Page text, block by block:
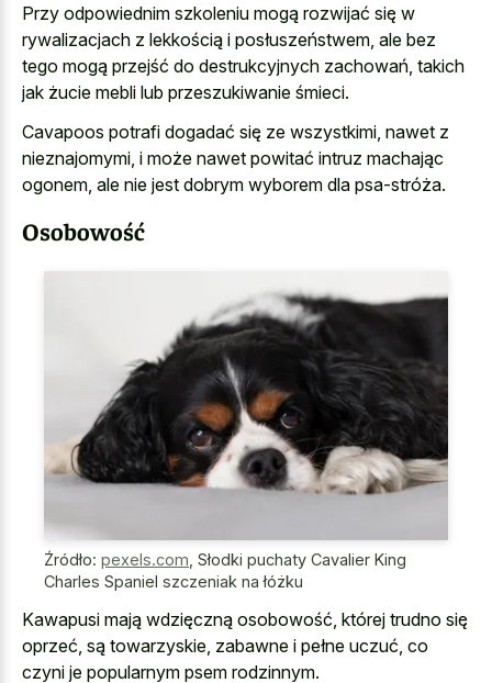
Przy odpowiednim szkoleniu mogą rozwijać się w
rywalizacjach z lekkością i posłuszeństwem, ale bez
tego mogą przejść do destrukcyjnych zachowań, takich
jak żucie mebli lub przeszukiwanie śmieci.
Cavapoos potrafi dogadać się ze wszystkimi, nawet z
nieznajomymi, i może nawet powitać intruz machając
ogonem, ale nie jest dobrym wyborem dla psa-stróża.
Osobowość
Źródło: pexels.com Słodki puchaty Cavalier King
Charles Spaniel szczeniak na łóżku
Kawapusi mają wdzięczną osobowość, której trudno się
oprzeć, są towarzyskie, zabawne i pełne uczuć, co
czyni je popularnym psem rodzinnym.